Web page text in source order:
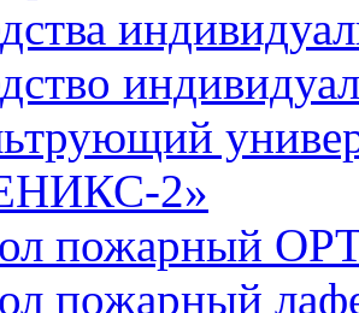
2»
пожарный
пожарный